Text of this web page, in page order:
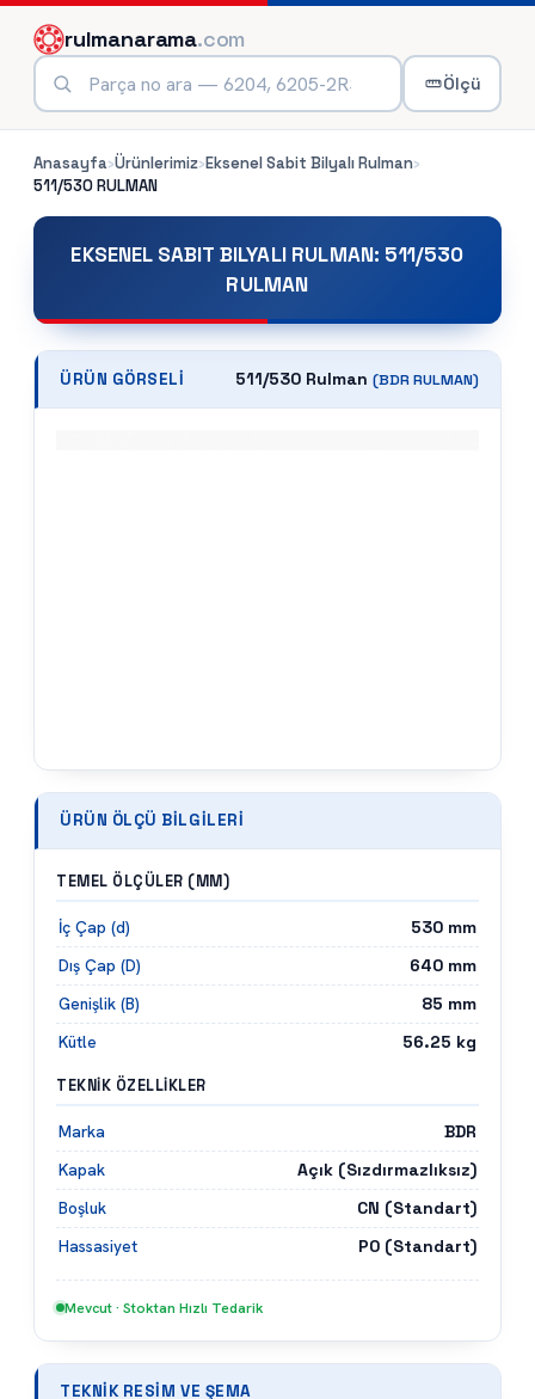
rulmanarama.com
Ölçü
Anasayfa›Ürünlerimiz›Eksenel Sabit Bilyalı Rulman›
511/530RULMAN
EKSENEL SABIT BILYALI RULMAN: 511/530
RULMAN
ÜRÜN GÖRSELI 511/530 Rulman (BDRRULMAN)
ÜRÜN ÖLÇÜ BILGILERI
TEMEL ÖLÇÜLER (MM)
İç Çap (d) 530 mm
Dış Çap (D)
640 mm
Genişlik (B)
85 mm
Kütle
56.25 kg
TEKNIK ÖZELLIKLER
Marka
BDR
Kapak
Açık (Sızdırmazlıksız)
Boşluk
CN (Standart)
Hassasiyet
P0 (Standart)
Mevcut · Stoktan Hızlı Tedarik
TEKNIK RESIM VE ŞEMA